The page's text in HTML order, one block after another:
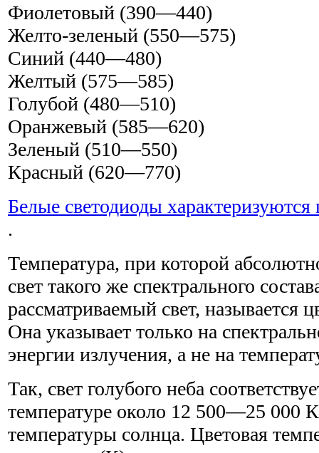
Фиолетовый (390—440)
Желто-зеленый (550—575)
Синий (440—480)
Желтый (575—585)
Голубой (480—510)
Оранжевый (585—620)
Зеленый (510—550)
Красный (620—770)
Белые светодиоды характеризуются
.
Температура, при которой
свет такого же спектрального
рассматриваемый свет, называется
Она указывает только на
энергии излучения, а не на
Так, свет голубого неба
температуре около 12 500—25 000
температуры солнца. Цветовая